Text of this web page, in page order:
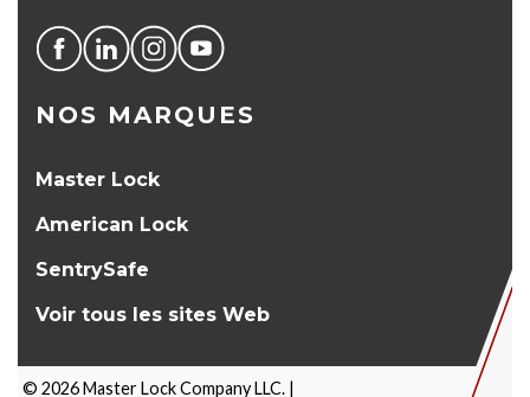
NOS MARQUES
Master Lock
American Lock
SentrySafe
Voir tous les sites Web
© 2026Master Lock Company LLC. |